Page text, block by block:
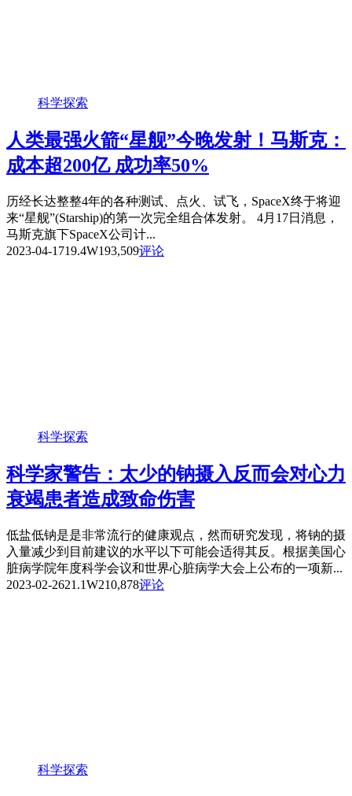
科学探索
人类最强火箭“星舰”今晚发射！马斯克：
成本超200亿 成功率50%
历经长达整整4年的各种测试、点火、试飞，SpaceX终于将迎
来“星舰”(Starship)的第一次完全组合体发射。 4月17日消息，
马斯克旗下SpaceX公司计...
2023-04-1719.4W193,509评论
科学探索
科学家警告：太少的钠摄入反而会对心力
衰竭患者造成致命伤害
低盐低钠是是非常流行的健康观点，然而研究发现，将钠的摄
入量减少到目前建议的水平以下可能会适得其反。根据美国心
脏病学院年度科学会议和世界心脏病学大会上公布的一项新...
2023-02-2621.1W210,878评论
科学探索